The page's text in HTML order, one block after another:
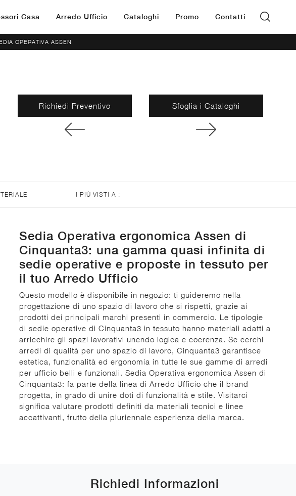
Casa Arredo Ufficio Cataloghi Promo Contatti
OPERATIVA ASSEN
Richiedi Preventivo Sfoglia i Cataloghi
I PIÙ VISTI A :
Sedia Operativa ergonomica Assen di
Cinquanta3: una gamma quasi infinita di
sedie operative e proposte in tessuto per
il tuo Arredo Ufficio
Questo modello è disponibile in negozio: ti guideremo nella
progettazione di uno spazio di lavoro che si rispetti, grazie ai
prodotti dei principali marchi presenti in commercio. Le tipologie
di sedie operative di Cinquanta3 in tessuto hanno materiali adatti a
arricchire gli spazi lavorativi unendo logica e coerenza. Se cerchi
arredi di qualità per uno spazio di lavoro, Cinquanta3 garantisce
estetica, funzionalità ed ergonomia in tutte le sue gamme di arredi
per ufficio belli e funzionali. Sedia Operativa ergonomica Assen di
Cinquanta3: fa parte della linea di Arredo Ufficio che il brand
progetta, in grado di unire doti di funzionalità e stile. Visitarci
significa valutare prodotti definiti da materiali tecnici e linee
accattivanti, frutto della pluriennale esperienza della marca.
Richiedi Informazioni